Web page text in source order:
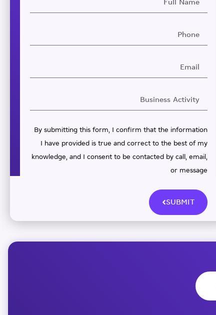
By submitting this form, I confirm that the information
I have provided is true and correct to the best of my
knowledge, and I consent to be contacted by call, email,
or message
SUBMIT